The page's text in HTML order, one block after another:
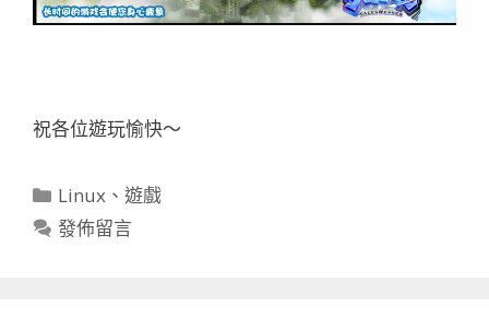
祝各位遊玩愉快～
分
類
Linux 、遊戲
發佈留言